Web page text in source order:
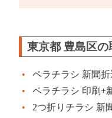
東京都 豊島区の
ペラチラシ 新聞折
ペラチラシ 印刷+
2つ折りチラシ 新